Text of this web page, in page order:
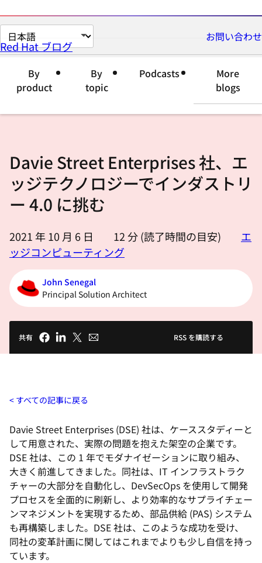
ペ
ー
語
さ
お問い合わせ
Red Hat ブログ
By
product
By
topic
Podcasts
More
blogs
Davie Street Enterprises 社、エ
ッジテクノロジーでインダストリ
ー 4.0 に挑む
2021 年 10 月 6 日 12分 (読了時間の目安)
エ
ッジコンピューティング
John Senegal
Principal Solution Architect
共有 RSS を購読する
すべての記事に戻る
Davie Street Enterprises (DSE) 社は、ケーススタディーと
して用意された、実際の問題を抱えた架空の企業です。
DSE 社は、この 1 年でモダナイゼーションに取り組み、
大きく前進してきました。同社は、IT インフラストラク
チャーの大部分を自動化し、DevSecOps を使用して開発
プロセスを全面的に刷新し、より効率的なサプライチェー
ンマネジメントを実現するため、部品供給 (PAS) システム
も再構築しました。DSE 社は、このような成功を受け、
同社の変革計画に関してはこれまでよりも少し自信を持っ
ています。